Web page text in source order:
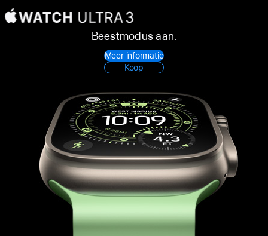
Apple Watch
Ultra 3
Beestmodus aan.
Meer informatie
Koop